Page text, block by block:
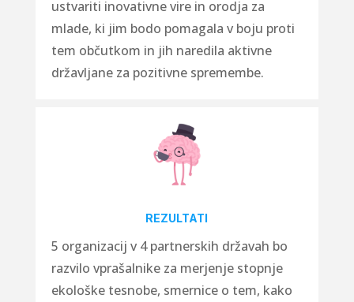
ustvariti inovativne vire in orodja za
mlade, ki jim bodo pomagala v boju proti
tem občutkom in jih naredila aktivne
državljane za pozitivne spremembe.
REZULTATI
5 organizacij v 4 partnerskih državah bo
razvilo vprašalnike za merjenje stopnje
ekološke tesnobe, smernice o tem, kako